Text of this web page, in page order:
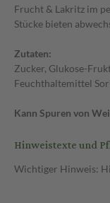
Frucht & Lakritz im
Stücke bieten
Zutaten:
Zucker, Glukose-
Feuchthaltemittel
Kann Spuren von
Hinweistexte und
Wichtiger Hinweis: